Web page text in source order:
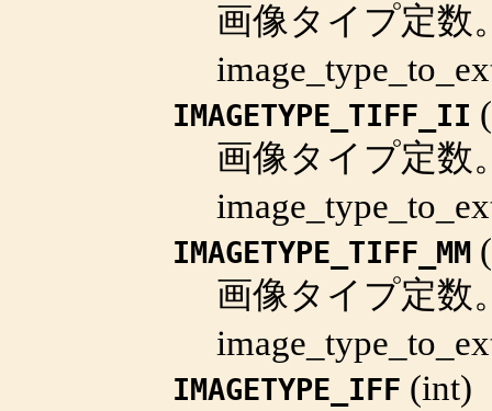
画像タイプ定数
IMAGETYPE_TIFF_II (
画像タイプ定数
IMAGETYPE_TIFF_MM (
画像タイプ定数
IMAGETYPE_IFF (int)